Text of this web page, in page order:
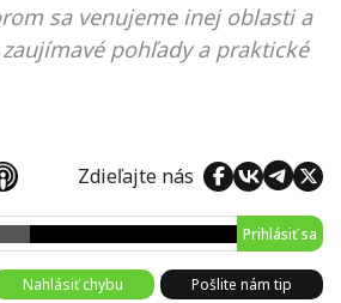
sa venujeme inej oblasti a
pohľady a praktické
Zdieľajte nás
Prihlásiť sa
Nahlásiť chybu Pošlite nám tip